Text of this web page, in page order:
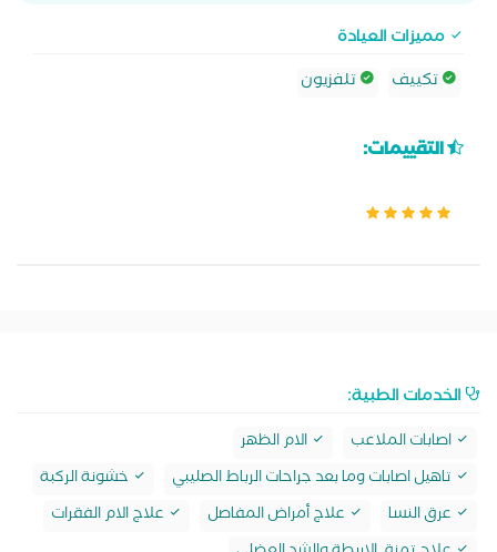
مميزات العيادة
تكييف
تلفزيون
التقييمات:
الخدمات الطبية:
اصابات الملاعب
الام الظهر
تاهيل اصابات وما بعد جراحات الرباط الصليبي
خشونة الركبة
عرق النسا
علاج أمراض المفاصل
علاج الام الفقرات